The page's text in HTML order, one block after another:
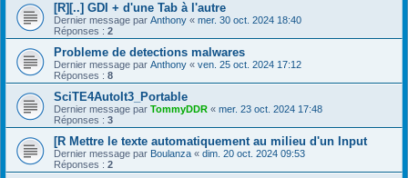
[R][..] GDI + d'une Tab à l'autre
Dernier message par Anthony « mer. 30 oct. 2024 18:40
Réponses : 2
Probleme de detections malwares
Dernier message par Anthony « ven. 25 oct. 2024 17:12
Réponses : 8
SciTE4AutoIt3_Portable
Dernier message par TommyDDR « mer. 23 oct. 2024 17:48
Réponses : 3
[R Mettre le texte automatiquement au milieu d'un Input
Dernier message par Boulanza « dim. 20 oct. 2024 09:53
Réponses : 2